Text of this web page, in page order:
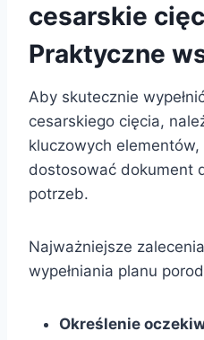
cesarskie
Praktyczne
Aby skutecznie
cesarskiego cięcia,
kluczowych
dostosować dokument
potrzeb.
Najważniejsze
wypełniania planu
Określenie